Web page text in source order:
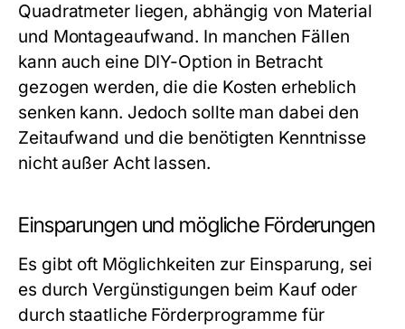
Quadratmeter liegen, abhängig von Material
und Montageaufwand. In manchen Fällen
kann auch eine DIY-Option in Betracht
gezogen werden, die die Kosten erheblich
senken kann. Jedoch sollte man dabei den
Zeitaufwand und die benötigten Kenntnisse
nicht außer Acht lassen.
Einsparungen und mögliche Förderungen
Es gibt oft Möglichkeiten zur Einsparung, sei
es durch Vergünstigungen beim Kauf oder
durch staatliche Förderprogramme für